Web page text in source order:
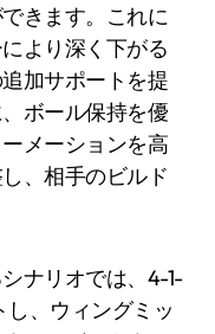
きます。これに
より深く下がる
加サポートを提
ボール保持を優
メーションを高
、相手のビルド
ナリオでは、4-1-
し、ウィングミッ